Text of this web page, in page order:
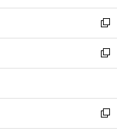
開
く
ウ
で
開
く
ン
ド
ウ
で
開
ウ
ィ
ン
ド
ウ
開
く
し
い
ウ
ィ
ン
ウ
で
開
新
し
い
ウ
ン
ド
ウ
新
し
ウ
ィ
ン
新
し